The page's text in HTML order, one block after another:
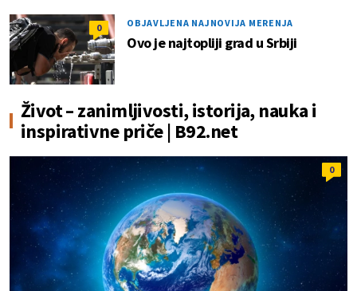
0 OBJAVLJENA NAJNOVIJA MERENJA
Ovo je najtopliji grad u Srbiji
Život – zanimljivosti, istorija, nauka i
inspirativne priče | B92.net
0